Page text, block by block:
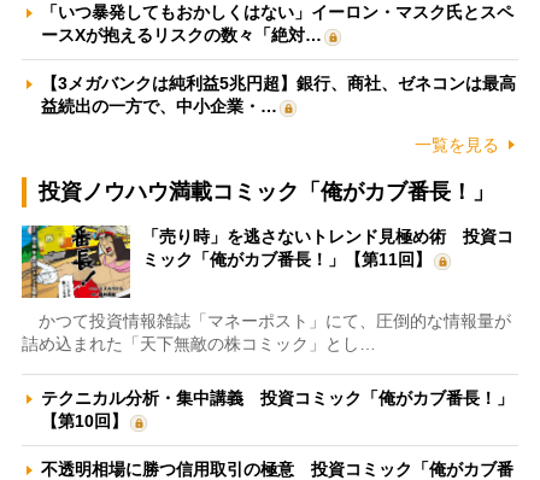
「いつ暴発してもおかしくはない」イーロン・マスク氏とスペ
ースXが抱えるリスクの数々「絶対…
【3メガバンクは純利益5兆円超】銀行、商社、ゼネコンは最高
益続出の一方で、中小企業・…
一覧を見る
投資ノウハウ満載コミック「俺がカブ番長！」
「売り時」を逃さないトレンド見極め術 投資コ
ミック「俺がカブ番長！」【第11回】
かつて投資情報雑誌「マネーポスト」にて、圧倒的な情報量が
詰め込まれた「天下無敵の株コミック」とし…
テクニカル分析・集中講義 投資コミック「俺がカブ番長！」
【第10回】
不透明相場に勝つ信用取引の極意 投資コミック「俺がカブ番